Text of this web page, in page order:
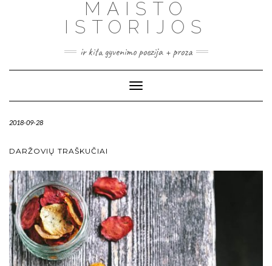
MAISTO
ISTORIJOS
ir kita gyvenimo poezija + proza
Toggle
Navigation
2018-09-28
DARŽOVIŲ TRAŠKUČIAI